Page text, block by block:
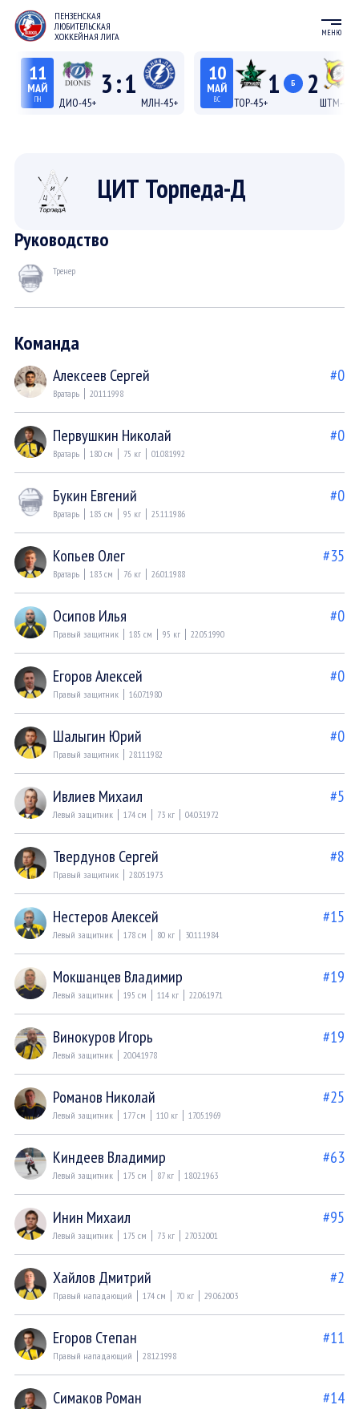
ПЕНЗЕНСКАЯ
ЛЮБИТЕЛЬСКАЯ
ХОККЕЙНАЯ ЛИГА
МЕНЮ
11
МАЙ
ПН ДИО-45+
3:1
МЛН-45+
10
МАЙ
ВС ТОР-45+
1 Б 2
ШТМ-45+
ЦИТ Торпеда-Д
Руководство
Тренер
Команда
Алексеев Сергей #0
Вратарь 20.11.1998
Первушкин Николай #0
Вратарь 180 см 75 кг 01.08.1992
Букин Евгений #0
Вратарь 185 см 95 кг 25.11.1986
Копьев Олег #35
Вратарь 183 см 76 кг 26.01.1988
Осипов Илья #0
Правый защитник 185 см 95 кг 22.05.1990
Егоров Алексей #0
Правый защитник 16.07.1980
Шалыгин Юрий #0
Правый защитник 28.11.1982
Ивлиев Михаил #5
Левый защитник 174 см 73 кг 04.03.1972
Твердунов Сергей #8
Правый защитник 28.05.1973
Нестеров Алексей #15
Левый защитник 178 см 80 кг 30.11.1984
Мокшанцев Владимир #19
Левый защитник 195 см 114 кг 22.06.1971
Винокуров Игорь #19
Левый защитник 20.04.1978
Романов Николай #25
Левый защитник 177 см 110 кг 17.05.1969
Киндеев Владимир #63
Левый защитник 175 см 87 кг 18.02.1963
Инин Михаил #95
Левый защитник 175 см 73 кг 27.03.2001
Хайлов Дмитрий #2
Правый нападающий 174 см 70 кг 29.06.2003
Егоров Степан #11
Правый нападающий 28.12.1998
Симаков Роман #14